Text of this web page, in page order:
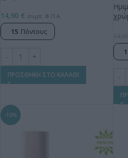
14,90 € συμπ. Φ.Π.Α
15 Πόντους
ΠΡΟΣΘΗΚΗ ΣΤΟ ΚΑΛΑΘΙ
-10%